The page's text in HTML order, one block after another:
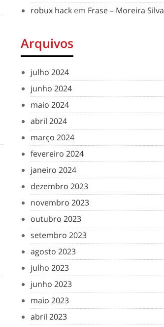
robux hack em Frase – Moreira Silva
Arquivos
julho 2024
junho 2024
maio 2024
abril 2024
março 2024
fevereiro 2024
janeiro 2024
dezembro 2023
novembro 2023
outubro 2023
setembro 2023
agosto 2023
julho 2023
junho 2023
maio 2023
abril 2023